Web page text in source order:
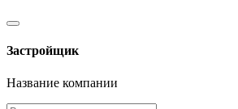
Застройщик
Название компании